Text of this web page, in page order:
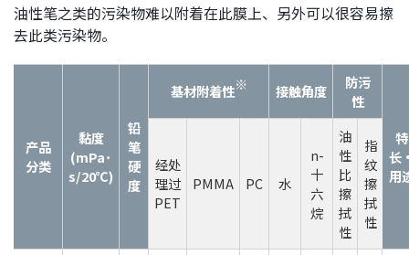
油性笔之类的污染物难以附着在此膜上、另外可以很容易擦
去此类污染物。
产品
分类
黏度
(mPa･
s/20℃)
铅
笔
硬
度
基材附着性※ 接触角度
防污
性
特
长
用
经处
理过
PET
PMMA PC 水
n-
十
六
烷
油
性
比
擦
拭
性
指
纹
擦
拭
性